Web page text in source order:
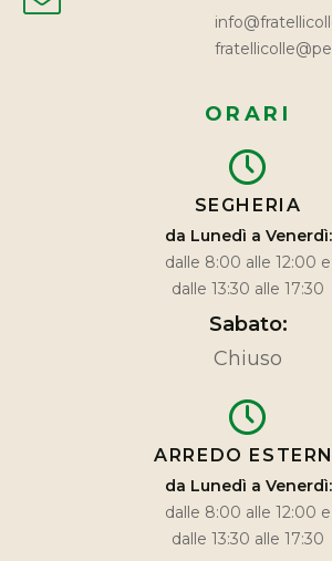
ORARI
SEGHERIA
da Lunedì a Venerdì:
dalle 8:00 alle 12:00 e
dalle 13:30 alle 17:30
Sabato:
Chiuso
ARREDO
da Lunedì a Venerdì:
dalle 8:00 alle 12:00 e
dalle 13:30 alle 17:30